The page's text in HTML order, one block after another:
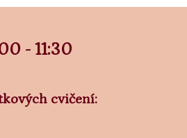
- 11:30
cvičení: